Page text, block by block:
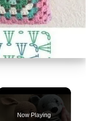
Now Playing